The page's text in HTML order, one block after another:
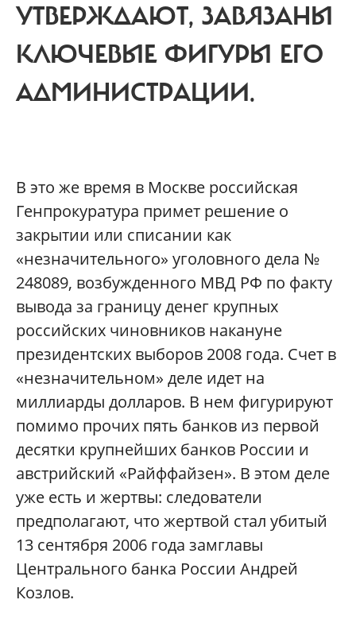
УТВЕРЖДАЮТ, ЗАВЯЗАНЫ
КЛЮЧЕВЫЕ ФИГУРЫ ЕГО
АДМИНИСТРАЦИИ.
В это же время в Москве российская
Генпрокуратура примет решение о
закрытии или списании как
«незначительного» уголовного дела №
248089, возбужденного МВД РФ по факту
вывода за границу денег крупных
российских чиновников накануне
президентских выборов 2008 года. Счет в
«незначительном» деле идет на
миллиарды долларов. В нем фигурируют
помимо прочих пять банков из первой
десятки крупнейших банков России и
австрийский «Райффайзен». В этом деле
уже есть и жертвы: следователи
предполагают, что жертвой стал убитый
13 сентября 2006 года замглавы
Центрального банка России Андрей
Козлов.